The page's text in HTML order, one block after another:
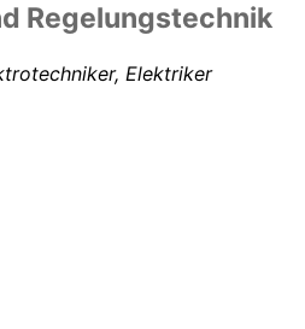
Regelungstechnik
Elektriker